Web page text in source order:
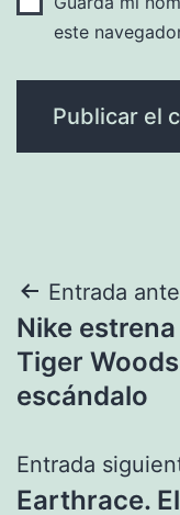
este
de
entradas
Entrada
Nike
Tiger
escándalo
Entrada
Earthrace.